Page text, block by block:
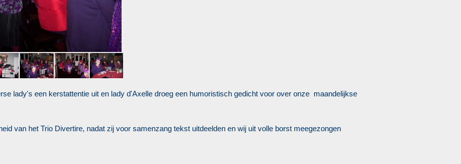
lady's een kerstattentie uit en lady d'Axelle droeg een humoristisch gedicht voor over onze maandelijkse
van het Trio Divertire, nadat zij voor samenzang tekst uitdeelden en wij uit volle borst meegezongen